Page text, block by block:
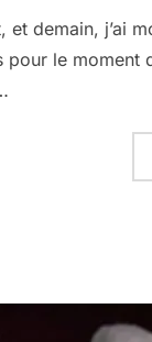
et demain, j’ai
le moment